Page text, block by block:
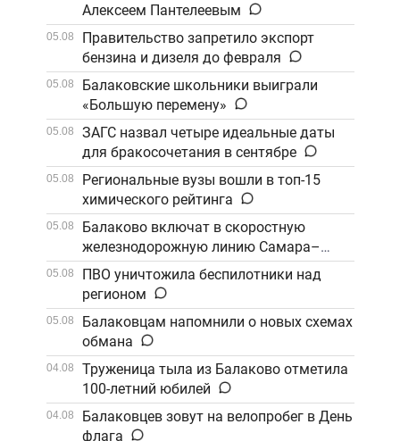
Алексеем Пантелеевым
05.08
Правительство запретило экспорт
бензина и дизеля до февраля
05.08
Балаковские школьники выиграли
«Большую перемену»
05.08
ЗАГС назвал четыре идеальные даты
для бракосочетания в сентябре
05.08
Региональные вузы вошли в топ-15
химического рейтинга
05.08
Балаково включат в скоростную
железнодорожную линию Самара–
Саратов
05.08
ПВО уничтожила беспилотники над
регионом
05.08
Балаковцам напомнили о новых схемах
обмана
04.08
Труженица тыла из Балаково отметила
100-летний юбилей
04.08
Балаковцев зовут на велопробег в День
флага